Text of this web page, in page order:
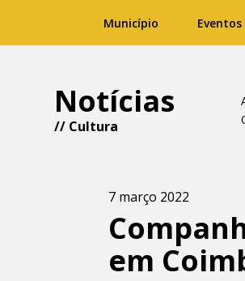
Município Eventos
Notícias
// Cultura
7 março 2022
em